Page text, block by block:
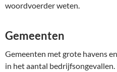
woordvoerder weten.
Gemeenten
Gemeenten met grote havens
in het aantal